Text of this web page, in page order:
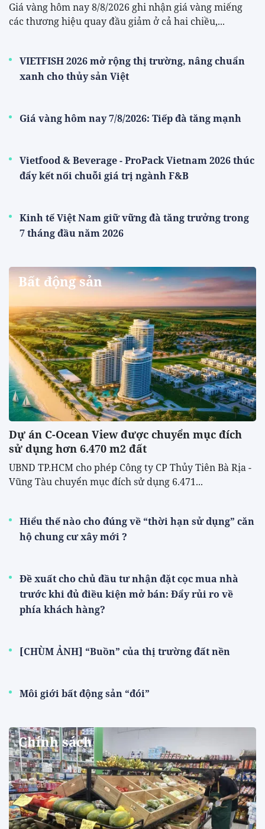
Giá vàng hôm nay 8/8/2026 ghi nhận giá vàng miếng
các thương hiệu quay đầu giảm ở cả hai chiều,...
VIETFISH 2026 mở rộng thị trường, nâng chuẩn
xanh cho thủy sản Việt
Giá vàng hôm nay 7/8/2026: Tiếp đà tăng mạnh
Vietfood & Beverage - ProPack Vietnam 2026 thúc
đẩy kết nối chuỗi giá trị ngành F&B
Kinh tế Việt Nam giữ vững đà tăng trưởng trong
7 tháng đầu năm 2026
Bất động sản
Dự án C-Ocean View được chuyển mục đích
sử dụng hơn 6.470 m2 đất
UBND TP.HCM cho phép Công ty CP Thủy Tiên Bà Rịa -
Vũng Tàu chuyển mục đích sử dụng 6.471...
Hiểu thế nào cho đúng về “thời hạn sử dụng” căn
hộ chung cư xây mới ?
Đề xuất cho chủ đầu tư nhận đặt cọc mua nhà
trước khi đủ điều kiện mở bán: Đẩy rủi ro về
phía khách hàng?
[CHÙM ẢNH] “Buồn” của thị trường đất nền
Môi giới bất động sản “đói”
Chính sách